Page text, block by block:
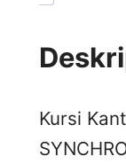
Kursi